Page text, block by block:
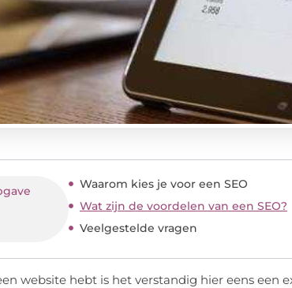
Waarom kies je voor een SEO
Wat zijn de voordelen van een SEO?
Veelgestelde vragen
website hebt is het verstandig hier eens een